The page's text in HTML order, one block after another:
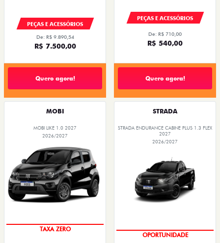
PEÇAS E ACESSÓRIOS
De: R$ 9.890,54
R$ 7.500,00
Quero agora!
PEÇAS E ACESSÓRIOS
De: R$ 710,00
R$ 540,00
Quero agora!
MOBI
MOBI LIKE 1.0 2027
2026/2027
TAXA ZERO
STRADA
STRADA ENDURANCE CABINE PLUS 1.3 FLEX
2027
2026/2027
OPORTUNIDADE